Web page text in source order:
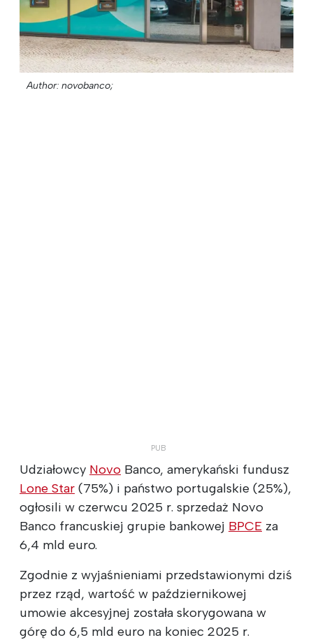
Author: novobanco;
Udziałowcy Novo Banco, amerykański fundusz
Lone Star (75%) i państwo portugalskie (25%),
ogłosili w czerwcu 2025 r. sprzedaż Novo
Banco francuskiej grupie bankowej BPCE za
6,4 mld euro.
Zgodnie z wyjaśnieniami przedstawionymi dziś
przez rząd, wartość w październikowej
umowie akcesyjnej została skorygowana w
górę do 6,5 mld euro na koniec 2025 r.